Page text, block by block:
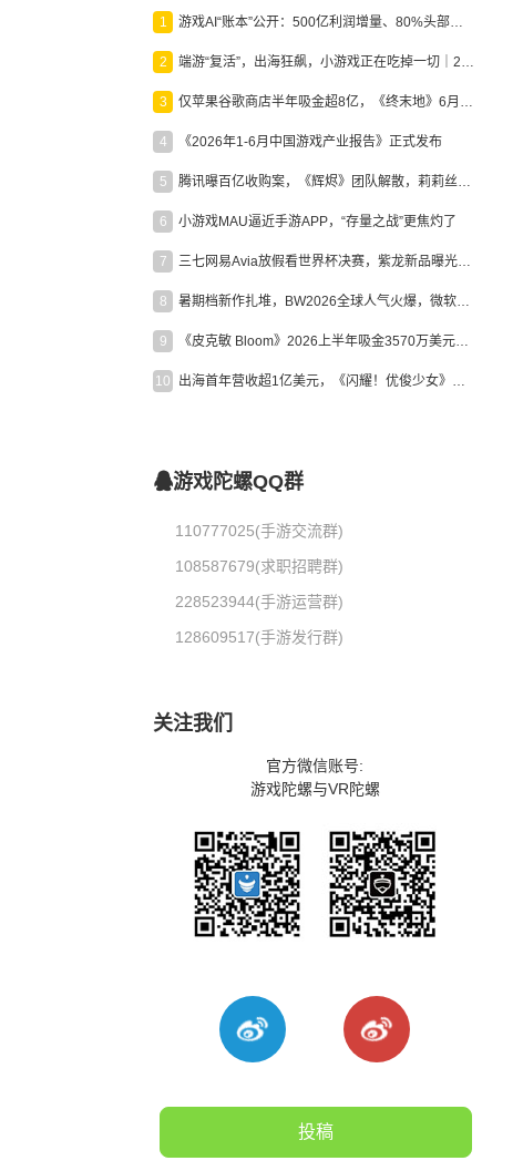
1 游戏AI“账本”公开：500亿利润增量、80%头部入局，谁在闷声发财？
2 端游“复活”，出海狂飙，小游戏正在吃掉一切｜2026上半年产业报告
3 仅苹果谷歌商店半年吸金超8亿，《终末地》6月份收入显著回暖
4 《2026年1-6月中国游戏产业报告》正式发布
5 腾讯曝百亿收购案，《辉烬》团队解散，莉莉丝新作曝光｜陀螺周报
6 小游戏MAU逼近手游APP，“存量之战”更焦灼了
7 三七网易Avia放假看世界杯决赛，紫龙新品曝光，米哈游新作上线 | 陀螺周报
8 暑期档新作扎堆，BW2026全球人气火爆，微软XBOX大裁员|陀螺周报
9 《皮克敏 Bloom》2026上半年吸金3570万美元，中国台湾成最大市场
10 出海首年营收超1亿美元，《闪耀！优俊少女》美国市场占比达七成
游戏陀螺QQ群
110777025(手游交流群)
108587679(求职招聘群)
228523944(手游运营群)
128609517(手游发行群)
关注我们
官方微信账号:
游戏陀螺与VR陀螺
投稿